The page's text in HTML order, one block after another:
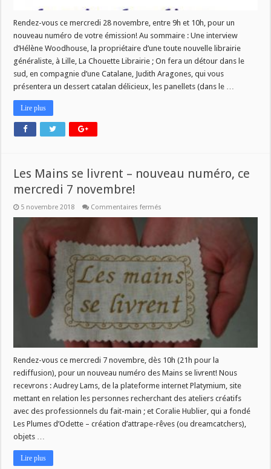
Rendez-vous ce mercredi 28 novembre, entre 9h et 10h, pour un
nouveau numéro de votre émission! Au sommaire : Une interview
d’Hélène Woodhouse, la propriétaire d’une toute nouvelle librairie
généraliste, à Lille, La Chouette Librairie ; On fera un détour dans le
sud, en compagnie d’une Catalane, Judith Aragones, qui vous
présentera un dessert catalan délicieux, les panellets (dans le …
Lire plus
Les Mains se livrent – nouveau numéro, ce
mercredi 7 novembre!
5 novembre 2018 Commentaires fermés
–
nouveau
numéro,
mercredi
7
novembre!
Rendez-vous ce mercredi 7 novembre, dès 10h (21h pour la
rediffusion), pour un nouveau numéro des Mains se livrent! Nous
recevrons : Audrey Lams, de la plateforme internet Platymium, site
mettant en relation les personnes recherchant des ateliers créatifs
avec des professionnels du fait-main ; et Coralie Hublier, qui a fondé
Les Plumes d’Odette – création d’attrape-rêves (ou dreamcatchers),
objets …
Lire plus